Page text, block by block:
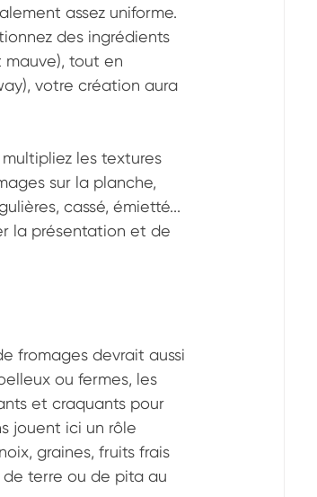
assez uniforme.
des ingrédients
tout en
votre création aura
les textures
sur la planche,
cassé, émietté...
la présentation et de
fromages devrait aussi
ou fermes, les
et craquants pour
jouent ici un rôle
graines, fruits frais
de terre ou de pita au